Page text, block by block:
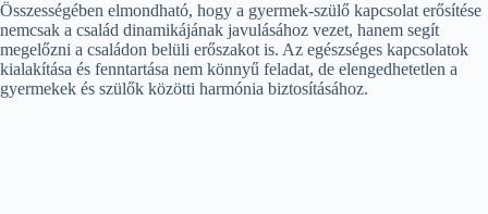
Összességében elmondható, hogy a gyermek-szülő kapcsolat erősítése
nemcsak a család dinamikájának javulásához vezet, hanem segít
megelőzni a családon belüli erőszakot is. Az egészséges kapcsolatok
kialakítása és fenntartása nem könnyű feladat, de elengedhetetlen a
gyermekek és szülők közötti harmónia biztosításához.